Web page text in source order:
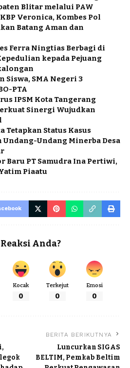
Blitar melalui PAW
Veronica, Kombes Pol
Batang Aman dan
Ferra Ningtias Berbagi di
kepada Pejuang
SMA Negeri 3
PTA
IPSM Kota Tangerang
Sinergi Wujudkan
Tetapkan Status Kasus
Undang-Undang Minerba Desa
Baru PT Samudra Ina Pertiwi,
Piaatu
Anda?
Kocak
0
Terkejut
0
Emosi
0
BERITA BERIKUTNYA
Luncurkan SIGAS
BELTIM, Pemkab Beltim